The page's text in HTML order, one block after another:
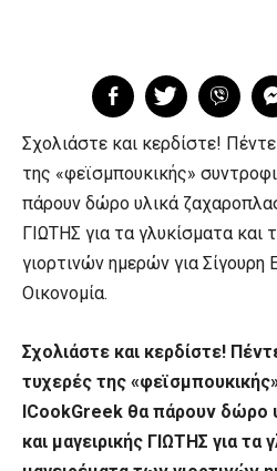
Σχολιάστε και κερδίστε!
της «φεϊσμπουκικής»
πάρουν δώρο υλικά
ΓΙΩΤΗΣ για τα γλυκίσματα και
γιορτινών ημερών για Σίγουρη
Οικονομία.
Σχολιάστε και κερδίστε!
τυχερές της
ICookGreek θα πάρουν δώρο
και μαγειρικής ΓΙΩΤΗΣ για τα